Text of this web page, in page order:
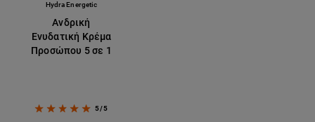
Hydra Energetic
Ανδρική
Ενυδατική Κρέμα
Προσώπου 5 σε 1
5/5